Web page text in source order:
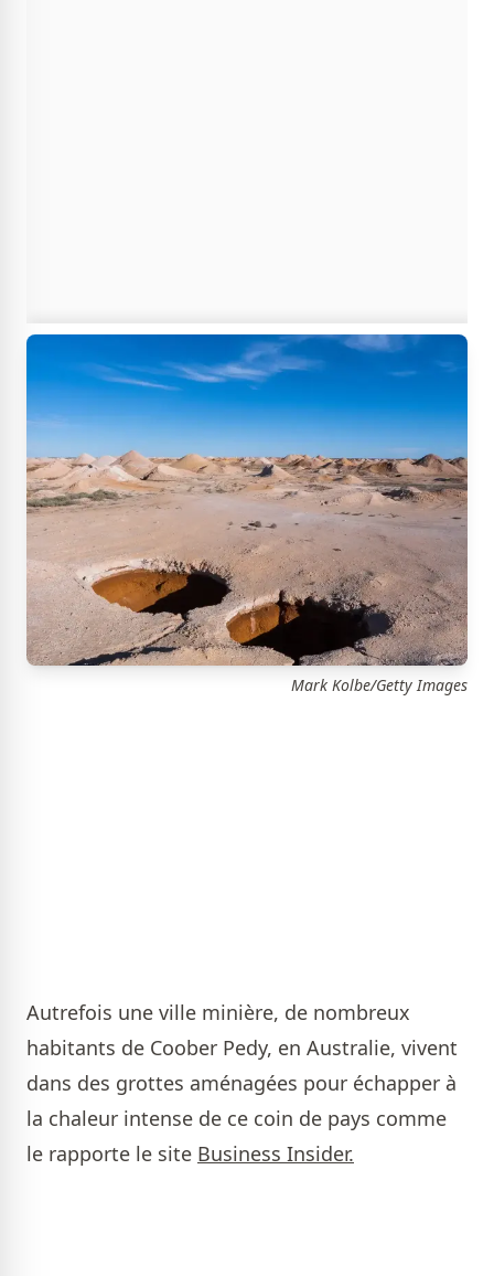
Mark Kolbe/Getty Images
Autrefois une ville minière, de nombreux
habitants de Coober Pedy, en Australie, vivent
dans des grottes aménagées pour échapper à
la chaleur intense de ce coin de pays comme
le rapporte le site Business Insider.